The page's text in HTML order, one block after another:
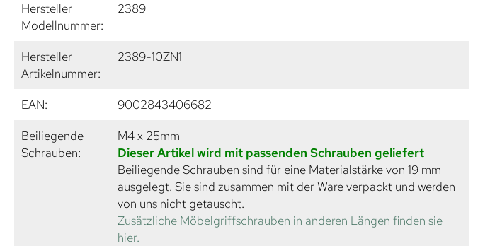
Hersteller
Modellnummer:
2389
Hersteller
Artikelnummer:
2389-10ZN1
EAN:
9002843406682
Beiliegende
Schrauben:
M4 x 25mm
Dieser Artikel wird mit passenden Schrauben geliefert
Beiliegende Schrauben sind für eine Materialstärke von 19 mm
ausgelegt. Sie sind zusammen mit der Ware verpackt und werden
von uns nicht getauscht.
Zusätzliche Möbelgriffschrauben in anderen Längen finden sie
hier.